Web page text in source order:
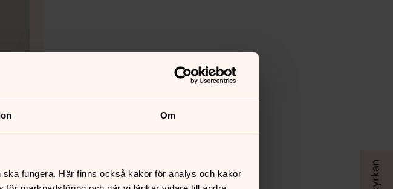
Om
fungera. Här finns också kakor för analys och kakor